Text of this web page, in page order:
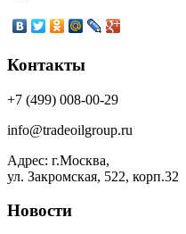
Контакты
+7 (499) 008-00-29
info@tradeoilgroup.ru
Адрес: г.Москва,
ул. Закромская, 522, корп.32
Новости